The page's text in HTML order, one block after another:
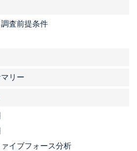
査前提条件
リー
イブフォース分析